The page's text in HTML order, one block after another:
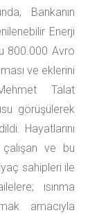
Bankanın
Enerji
800.000 Avro
ve eklerini
Talat
görüşülerek
Hayatlarını
ve bu
sahipleri ile
ısınma
amacıyla